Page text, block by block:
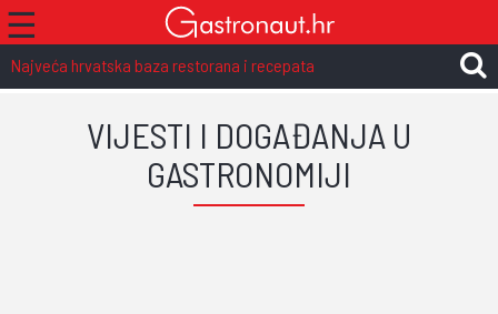
☰
Najveća hrvatska baza restorana i recepata
VIJESTI I DOGAĐANJA U
GASTRONOMIJI